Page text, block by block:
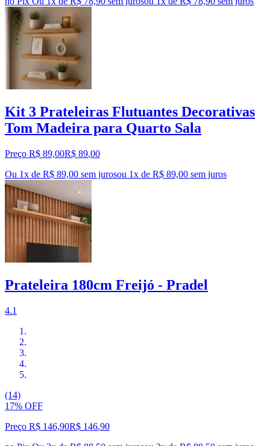
Kit 3 Prateleiras Flutuantes Decorativas
Tom Madeira para Quarto Sala
Preço R$ 89,00R$ 89,00
Ou 1x de R$ 89,00 sem jurosou 1x de R$ 89,00 sem juros
Prateleira 180cm Freijó - Pradel
4.1
(14)
17% OFF
Preço R$ 146,90R$ 146,90